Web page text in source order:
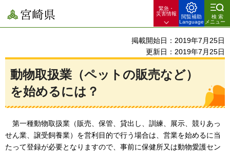
宮崎県
緊急・
災害情報
閲覧補助
Language
検索
メニュー
掲載開始日：2019年7月25日
更新日：2019年7月25日
動物取扱業（ペットの販売など）
を始めるには？
第一種動物取扱業 （販売、保管、貸出し、訓練、展示、競りあっ
せん業、譲受飼養業）を営利目的で行う場合は、営業を始めるに当
たって登録が必要となりますので、事前に保健所又は動物愛護セン